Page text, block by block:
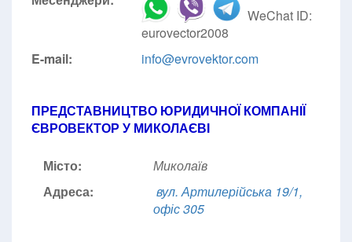
WeChat ID:
eurovector2008
E-mail:
info@evrovektor.com
ПРЕДСТАВНИЦТВО ЮРИДИЧНОЇ КОМПАНІЇ
ЄВРОВЕКТОР У МИКОЛАЄВІ
Місто:
Миколаїв
Адреса:
вул. Артилерійська 19/1,
офіс 305